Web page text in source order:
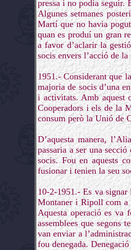
pressa i no podia seguir.
Algunes setmanes
Martí que no havia pogut
quan es produí un gran
a favor d’aclarir la
socis envers l’acció de la
1951.- Considerant que
majoria de socis d’una
i activitats. Amb aquest
Cooperadors i els de la
consum però la Unió de
D’aquesta manera,
passaria a ser una
socis. Fou en aquests
fusionar i tenien la seu
10-2-1951.- Es va signar
Montaner i Ripoll com a
Aquesta operació es va
assemblees que segons
van enviar a
fou denegada.